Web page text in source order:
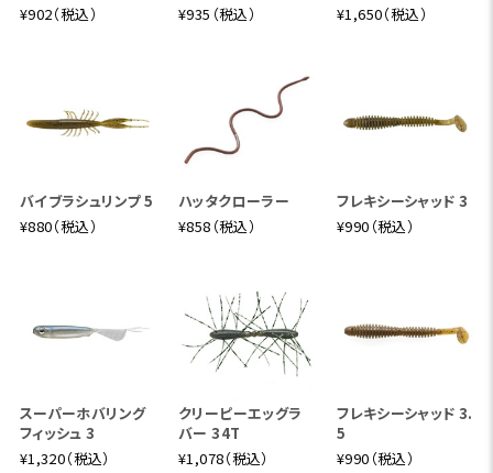
¥902（税込）
¥935（税込）
¥1,650（税込）
バイブラシュリンプ 5
¥880（税込）
ハッタクローラー
¥858（税込）
フレキシーシャッド 3
¥990（税込）
スーパーホバリング
フィッシュ 3
¥1,320（税込）
クリーピーエッグラ
バー 34T
¥1,078（税込）
フレキシーシャッド 3.
5
¥990（税込）